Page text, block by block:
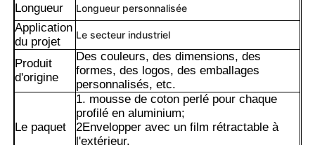
Maison
Produits
À propos de nous
Longueur Longueur personnalisée
Application
du projet
Le secteur industriel
Produit
d'origine
Des couleurs, des dimensions, des
formes, des logos, des emballages
personnalisés, etc.
Le paquet
1. mousse de coton perlé pour chaque
profilé en aluminium;
2Envelopper avec un film rétractable à
l'extérieur.